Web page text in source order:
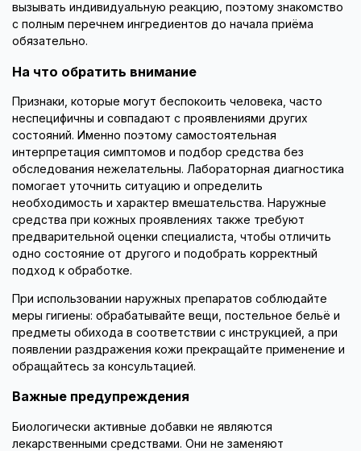
вызывать индивидуальную реакцию, поэтому знакомство
с полным перечнем ингредиентов до начала приёма
обязательно.
На что обратить внимание
Признаки, которые могут беспокоить человека, часто
неспецифичны и совпадают с проявлениями других
состояний. Именно поэтому самостоятельная
интерпретация симптомов и подбор средства без
обследования нежелательны. Лабораторная диагностика
помогает уточнить ситуацию и определить
необходимость и характер вмешательства. Наружные
средства при кожных проявлениях также требуют
предварительной оценки специалиста, чтобы отличить
одно состояние от другого и подобрать корректный
подход к обработке.
При использовании наружных препаратов соблюдайте
меры гигиены: обрабатывайте вещи, постельное бельё и
предметы обихода в соответствии с инструкцией, а при
появлении раздражения кожи прекращайте применение и
обращайтесь за консультацией.
Важные предупреждения
Биологически активные добавки не являются
лекарственными средствами. Они не заменяют